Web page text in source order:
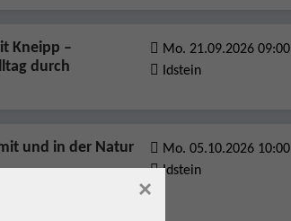
Kneipp –
durch
Mo. 21.09.2026 09:00
Idstein
und in der Natur
Mo. 05.10.2026 10:00
Idstein
×